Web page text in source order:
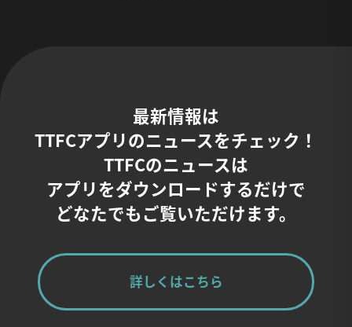
最新情報は
TTFCアプリのニュースをチェック！
TTFCのニュースは
アプリをダウンロードするだけで
どなたでもご覧いただけます。
詳しくはこちら